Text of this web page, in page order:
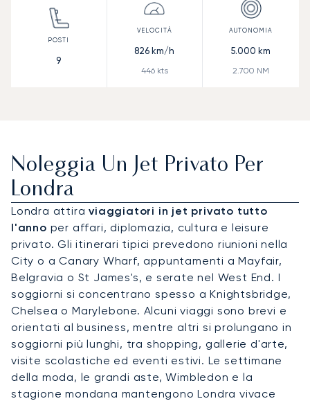
9
826 km/h
446kts
5.000 km
2.700 NM
Noleggia Un Jet Privato Per
Londra
Londra attiraviaggiatori in jet privato tutto
l'anno per affari, diplomazia, cultura e leisure
privato. Gli itinerari tipici prevedono riunioni nella
City o a Canary Wharf, appuntamenti a Mayfair,
Belgravia o St James's, e serate nel West End. I
soggiorni si concentrano spesso a Knightsbridge,
Chelsea o Marylebone. Alcuni viaggi sono brevi e
orientati al business, mentre altri si prolungano in
soggiorni più lunghi, tra shopping, gallerie d'arte,
visite scolastiche ed eventi estivi. Le settimane
della moda, le grandi aste, Wimbledon e la
stagione mondana mantengono Londra vivace